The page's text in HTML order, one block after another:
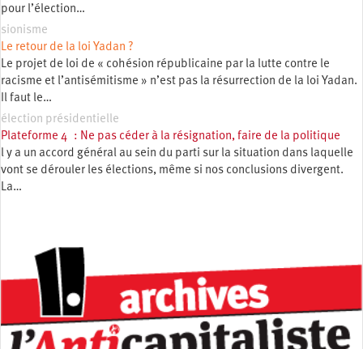
pour l’élection…
sionisme
Le retour de la loi Yadan ?
Le projet de loi de « cohésion républicaine par la lutte contre le
racisme et l’antisémitisme » n’est pas la résurrection de la loi Yadan.
Il faut le…
élection présidentielle
Plateforme 4 : Ne pas céder à la résignation, faire de la politique
l y a un accord général au sein du parti sur la situation dans laquelle
vont se dérouler les élections, même si nos conclusions divergent.
La…